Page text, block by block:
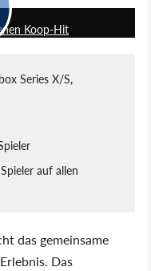
Koop-Hit
Series X/S,
auf allen
das gemeinsame
Das